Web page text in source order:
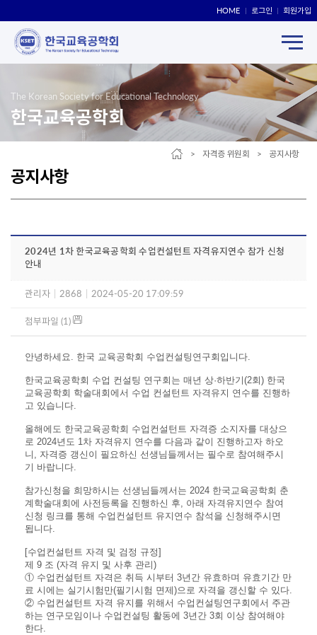
HOME 로그인 회원가입
The Korean Society for Educational Technology
한국교육공학회
공지사항
> 자격증 위원회 > 공지사항
2024년 1차 한국교육공학회 수업컨설턴트 자격유지연수 참가 신청
안내
관리자 2868 2024-05-20 17:09:59
첨부파일 (1)
안녕하세요. 한국 교육공학회 수업컨설팅연구회입니다.
한국교육공학회 수업 컨설팅 연구회는 매년 상·하반기(2회) 한국
교육공학회 학술대회에서 수업 컨설턴트 자격유지 연수를 진행하
고 있습니다.
올해에도 한국교육공학회 수업컨설턴트 자격증 소지자를 대상으
로 2024년도 1차 자격유지 연수를 다음과 같이 진행하고자 하오
니, 자격증 갱신이 필요하신 선생님들께서는 필수로 참여해주시
기 바랍니다.
참가신청을 희망하시는 선생님들께서는 2024 한국교육공학회 춘
계학술대회에 사전등록을 진행하신 후, 아래 자격유지연수 참여
신청 링크를 통해 수업컨설턴트 유지연수 참석을 신청해주시면
됩니다.
[수업컨설턴트 자격 및 검정 규정]
제 9 조 (자격 유지 및 사후 관리)
① 수업컨설턴트 자격은 취득 시부터 3년간 유효하며 유효기간 만
료 시에는 실기시험만(필기시험 면제)으로 자격을 갱신할 수 있다.
② 수업컨설턴트 자격 유지를 위해서 수업컨설팅연구회에서 주관
하는 연구모임이나 수업컨설팅 활동에 3년간 3회 이상 참여해야
한다.